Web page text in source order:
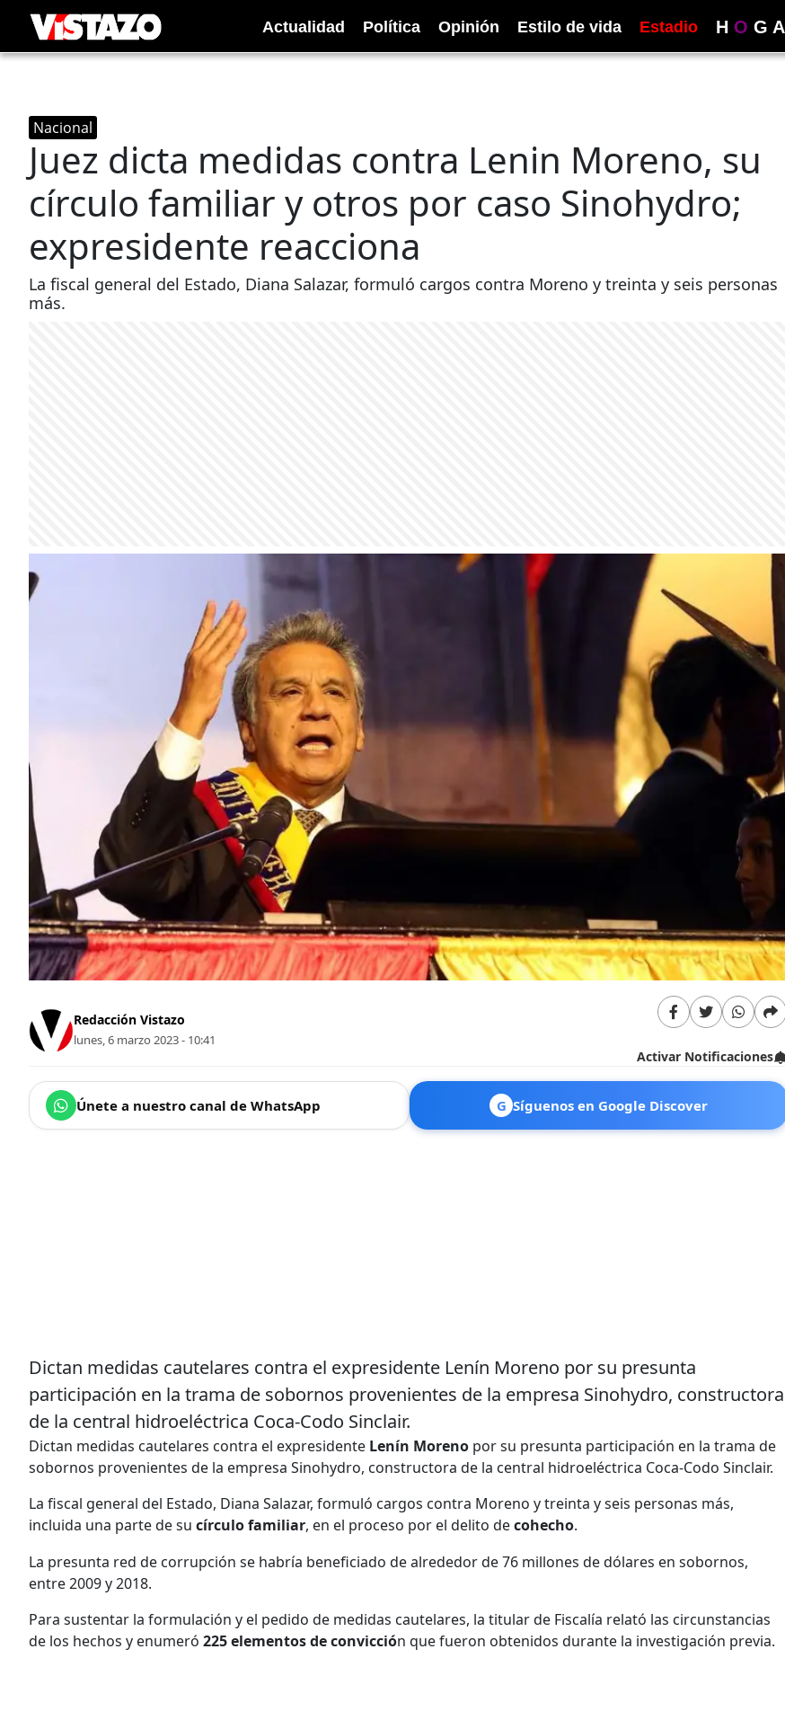
Actualidad Política Opinión Estilo de vida Estadio H O G A
Nacional
Juez dicta medidas contra Lenin Moreno, su
círculo familiar y otros por caso Sinohydro;
expresidente reacciona
La fiscal general del Estado, Diana Salazar, formuló cargos contra Moreno y treinta y seis personas
más.
Redacción Vistazo
lunes, 6 marzo 2023 - 10:41
Activar Notificaciones
Únete a nuestro canal de WhatsApp G Síguenos en Google Discover
Dictan medidas cautelares contra el expresidente Lenín Moreno por su presunta
participación en la trama de sobornos provenientes de la empresa Sinohydro, constructora
de la central hidroeléctrica Coca-Codo Sinclair.
Dictan medidas cautelares contra el expresidente Lenín Moreno por su presunta participación en la trama de
sobornos provenientes de la empresa Sinohydro, constructora de la central hidroeléctrica Coca-Codo Sinclair.
La fiscal general del Estado, Diana Salazar, formuló cargos contra Moreno y treinta y seis personas más,
incluida una parte de su círculo familiar, en el proceso por el delito decohecho.
La presunta red de corrupción se habría beneficiado de alrededor de 76 millones de dólares en sobornos,
entre 2009 y 2018.
Para sustentar la formulación y el pedido de medidas cautelares, la titular de Fiscalía relató las circunstancias
de los hechos y enumeró 225 elementos de convicción que fueron obtenidos durante la investigación previa.